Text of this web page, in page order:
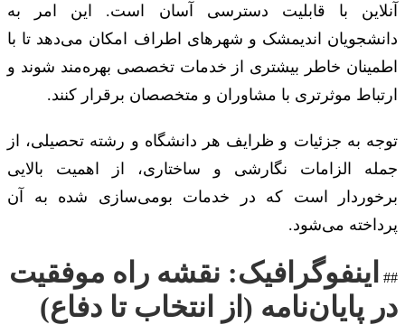
آنلاین با قابلیت دسترسی آسان است. این امر به
دانشجویان اندیمشک و شهرهای اطراف امکان می‌دهد تا با
اطمینان خاطر بیشتری از خدمات تخصصی بهره‌مند شوند و
ارتباط موثرتری با مشاوران و متخصصان برقرار کنند.
توجه به جزئیات و ظرایف هر دانشگاه و رشته تحصیلی، از
جمله الزامات نگارشی و ساختاری، از اهمیت بالایی
برخوردار است که در خدمات بومی‌سازی شده به آن
پرداخته می‌شود.
##
اینفوگرافیک: نقشه راه موفقیت
در پایان‌نامه (از انتخاب تا دفاع)